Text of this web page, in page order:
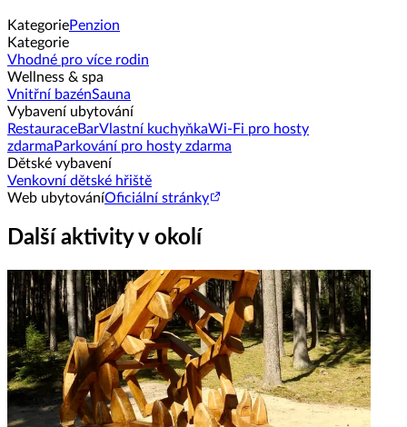
KategoriePenzion
Kategorie
Vhodné pro více rodin
Wellness & spa
Vnitřní bazénSauna
Vybavení ubytování
RestauraceBarVlastní kuchyňkaWi-Fi pro hosty
zdarma Parkování pro hosty zdarma
Dětské vybavení
Venkovní dětské hřiště
Web ubytováníOficiální stránky
Další aktivity v okolí